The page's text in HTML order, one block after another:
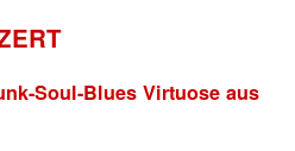
Soul-Blues Virtuose aus